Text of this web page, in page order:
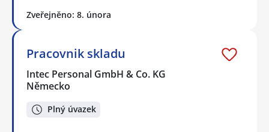
Zveřejněno: 8. února
Pracovnik skladu
Intec Personal GmbH & Co. KG
Německo
Plný úvazek